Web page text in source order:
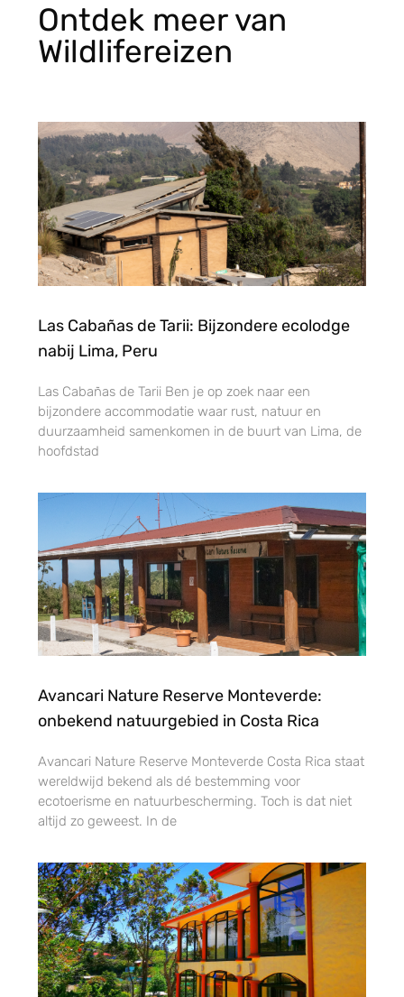
Ontdek meer van
Wildlifereizen
Las Cabañas de Tarii: Bijzondere ecolodge
nabij Lima, Peru
Las Cabañas de Tarii Ben je op zoek naar een
bijzondere accommodatie waar rust, natuur en
duurzaamheid samenkomen in de buurt van Lima, de
hoofdstad
Avancari Nature Reserve Monteverde:
onbekend natuurgebied in Costa Rica
Avancari Nature Reserve Monteverde Costa Rica staat
wereldwijd bekend als dé bestemming voor
ecotoerisme en natuurbescherming. Toch is dat niet
altijd zo geweest. In de